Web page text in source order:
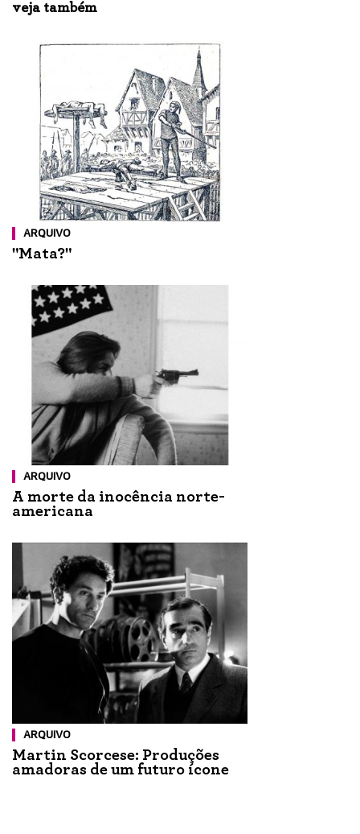
veja também
ARQUIVO
"Mata?"
ARQUIVO
A morte da inocência norte-
americana
ARQUIVO
Martin Scorcese: Produções
amadoras de um futuro ícone